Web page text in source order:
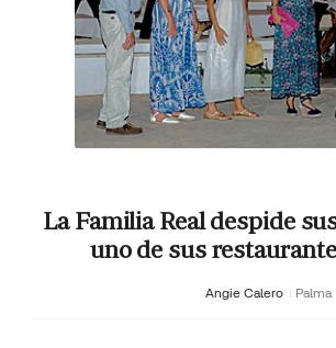
La Familia Real despide
uno de sus
Angie Calero Palma